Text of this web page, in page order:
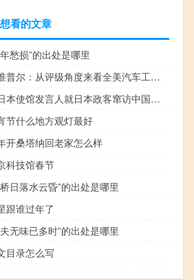
看的文章
愁损”的出处是哪里
标准普尔：从评级角度来看全美汽车工人联合会罢工对大多数汽车供应商的影响不会很大
驻日本使馆发言人就日本政客窜访中国台湾地区答记者问
节什么地方观灯最好
开桑塔纳回老家怎么样
科技馆春节
日落水云昏”的出处是哪里
跟谁过年了
无味已多时”的出处是哪里
目录怎么写